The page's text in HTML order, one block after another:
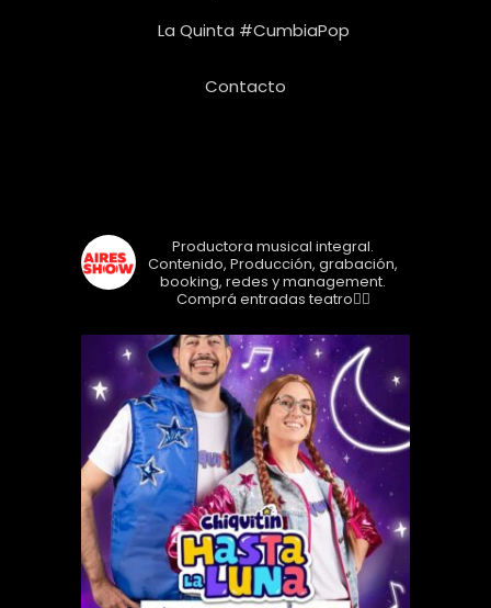
La Quinta #CumbiaPop
Contacto
Productora musical integral.
Contenido, Producción, grabación,
booking, redes y management.
Comprá entradas teatro👇🏼